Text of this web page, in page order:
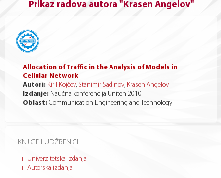
Prikaz radova autora "Krasen Angelov"
KNJIGE I UDŽBENICI
Univerzitetska izdanja
Autorska izdanja
Allocation of Traffic in the Analysis of Models in
Cellular Network
Autori: Kiril Kojčev, Stanimir Sadinov, Krasen Angelov
Izdanje: Naučna konferencija Uniteh 2010
Oblast: Communication Engineering and Technology